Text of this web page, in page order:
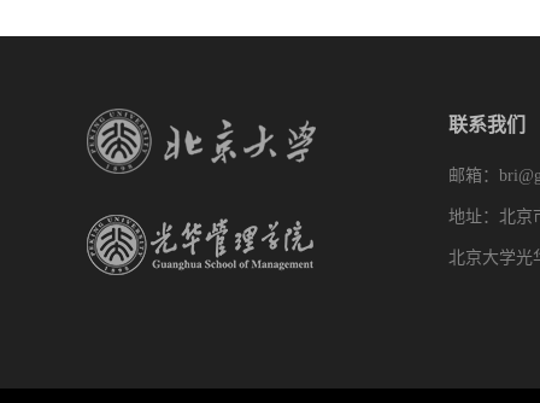
联系我们
邮箱：
地址：北京
北京大学光